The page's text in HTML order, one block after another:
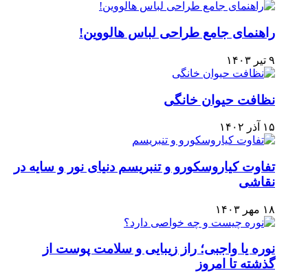
راهنمای جامع طراحی لباس هالووین!
۹ تیر ۱۴۰۳
نظافت حیوان خانگی
۱۵ آذر ۱۴۰۲
تفاوت کیاروسکورو و تنبریسم دنیای نور و سایه در
نقاشی
۱۸ مهر ۱۴۰۳
نوره یا واجبی؛ راز زیبایی و سلامت پوست از
گذشته تا امروز